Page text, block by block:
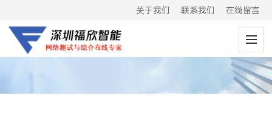
关于我们 联系我们 在线留言